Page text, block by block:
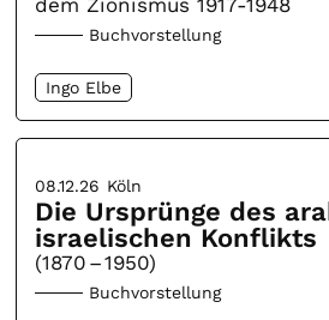
Buchvorstellung
Ingo Elbe
08.12.26 Köln
Die Ursprünge des
israelischen Konflikts
(1870 – 1950)
Buchvorstellung